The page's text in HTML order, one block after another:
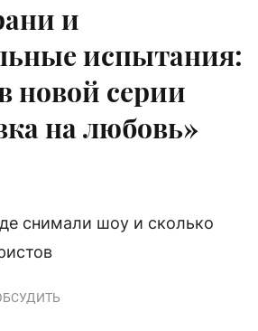
и
испытания:
новой серии
на любовь»
снимали шоу и сколько